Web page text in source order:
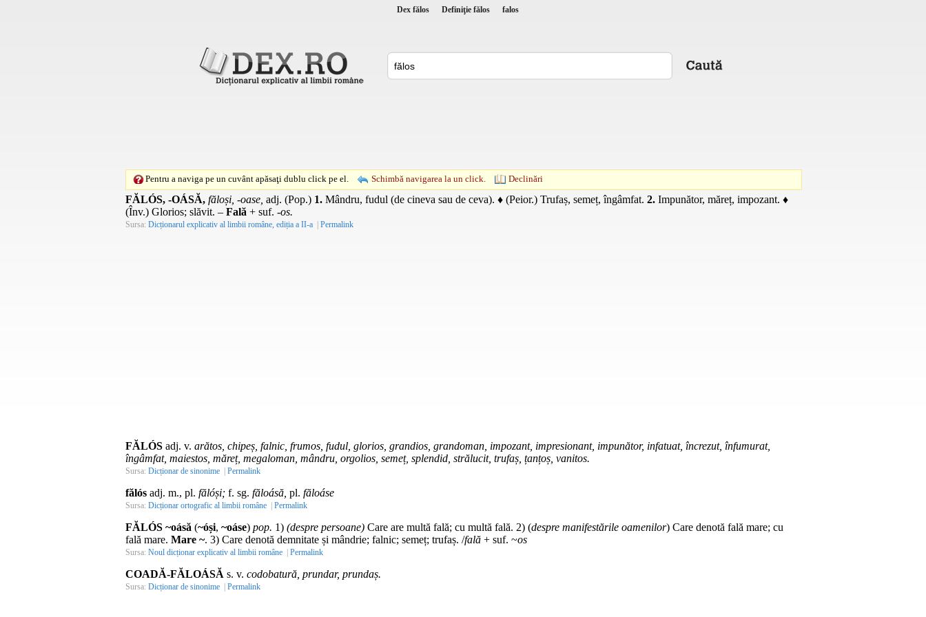
Dex fălos Definiţie fălos falos
Pentru a naviga pe un cuvânt apăsaţi dublu click pe el. Schimbă navigarea la un click. Declinări
FĂLÓS, -OÁSĂ, făloși, -oase, adj. (Pop.) 1. Mândru, fudul (de cineva sau de ceva). ♦ (Peior.) Trufaș, semeț, îngâmfat. 2. Impunător, măreț, impozant. ♦
(Înv.) Glorios; slăvit. – Fală + suf. -os.
Sursa: Dicționarul explicativ al limbii române, ediția a II-a | Permalink
FĂLÓS adj. v. arătos, chipeș, falnic, frumos, fudul, glorios, grandios, grandoman, impozant, impresionant, impunător, infatuat, încrezut, înfumurat,
îngâmfat, maiestos, măreț, megaloman, mândru, orgolios, semeț, splendid, strălucit, trufaș, țanțoș, vanitos.
Sursa: Dicționar de sinonime | Permalink
fălós adj. m., pl. fălóși; f. sg. făloásă, pl. făloáse
Sursa: Dicționar ortografic al limbii române | Permalink
FĂLÓS ~oásă (~óși, ~oáse) pop. 1) (despre persoane) Care are multă fală; cu multă fală. 2) (despre manifestările oamenilor) Care denotă fală mare; cu
fală mare. Mare ~. 3) Care denotă demnitate și mândrie; falnic; semeț; trufaș. /fală + suf. ~os
Sursa: Noul dicționar explicativ al limbii române | Permalink
COADĂ-FĂLOÁSĂ s. v. codobatură, prundar, prundaș.
Sursa: Dicționar de sinonime | Permalink